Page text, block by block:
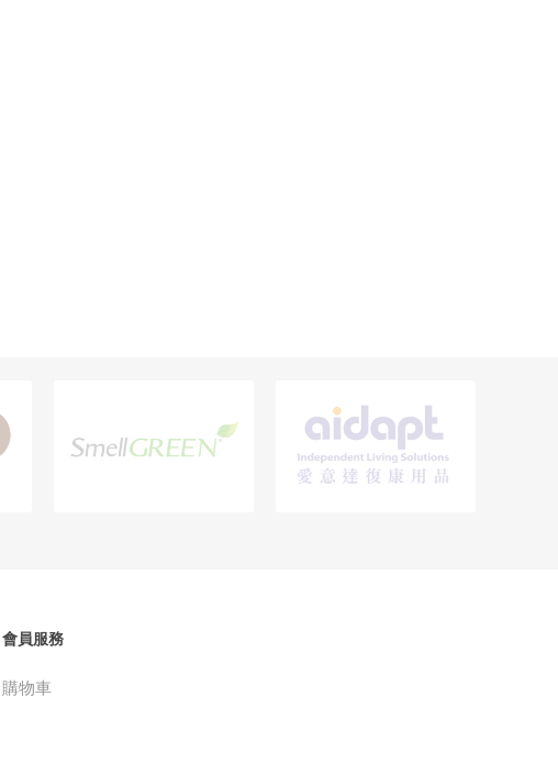
會員服務
購物車